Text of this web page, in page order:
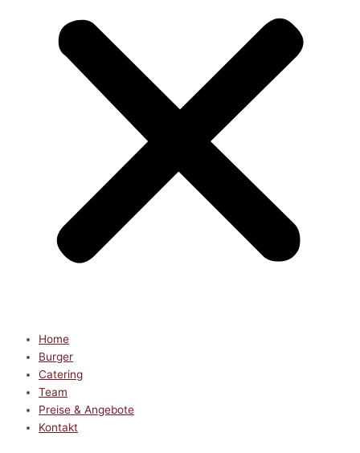
Home
Burger
Catering
Team
Preise & Angebote
Kontakt